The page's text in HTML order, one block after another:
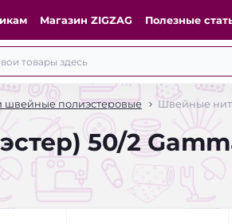
Магазин ZIGZAG Полезные
швейные полиэстеровые Швейные
50/2